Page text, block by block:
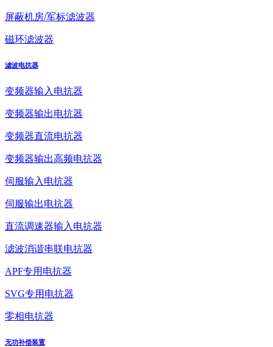
屏蔽机房/军标滤波器
磁环滤波器
滤波电抗器
变频器输入电抗器
变频器输出电抗器
变频器直流电抗器
变频器输出高频电抗器
伺服输入电抗器
伺服输出电抗器
直流调速器输入电抗器
滤波消谐串联电抗器
APF专用电抗器
SVG专用电抗器
零相电抗器
无功补偿装置